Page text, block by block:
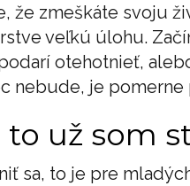
že zmeškáte svoju
veľkú úlohu.
otehotnieť,
nebude, je pomerne
to už som
sa, to je pre